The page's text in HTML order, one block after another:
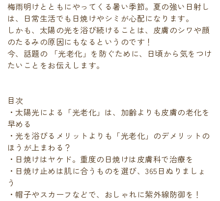
梅雨明けとともにやってくる暑い季節。夏の強い日射し
は、日常生活でも日焼けやシミが心配になります。
しかも、太陽の光を浴び続けることは、皮膚のシワや顔
のたるみの原因にもなるというのです！
今、話題の 「光老化」を防ぐために、日頃から気をつけ
たいことをお伝えします。
目次
・太陽光による「光老化」は、加齢よりも皮膚の老化を
早める
・光を浴びるメリットよりも「光老化」のデメリットの
ほうが上まわる？
・日焼けはヤケド。重度の日焼けは皮膚科で治療を
・日焼け止めは肌に合うものを選び、365日ぬりましょ
う
・帽子やスカーフなどで、おしゃれに紫外線防御を！